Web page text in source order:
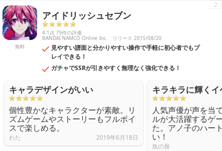
無料
アイドリッシュセブン
4.1点 79件の評価
BANDAI NAMCO Online Inc. リリース 2015/08/20
見やすい譜面と分かりやすい操作で手軽に初心者でもプ
レイできる！
ガチャでSSRが引きやすく無理なく強化できる！
2
キャラデザインがいい
個性豊かなキャラクターが素敵。リ
ズムゲームやストーリーもフルボイ
スで楽しめる。
わた 2019年6月18日
キラキラに輝く
人気声優が声を当
ルが大活躍するゲ
た。アノ子のハー
い！
魚の骨